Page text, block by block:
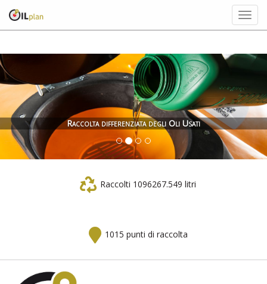
Raccolta differenziata degli Oli Usati
Raccolti 1096267.549 litri
1015 punti di raccolta